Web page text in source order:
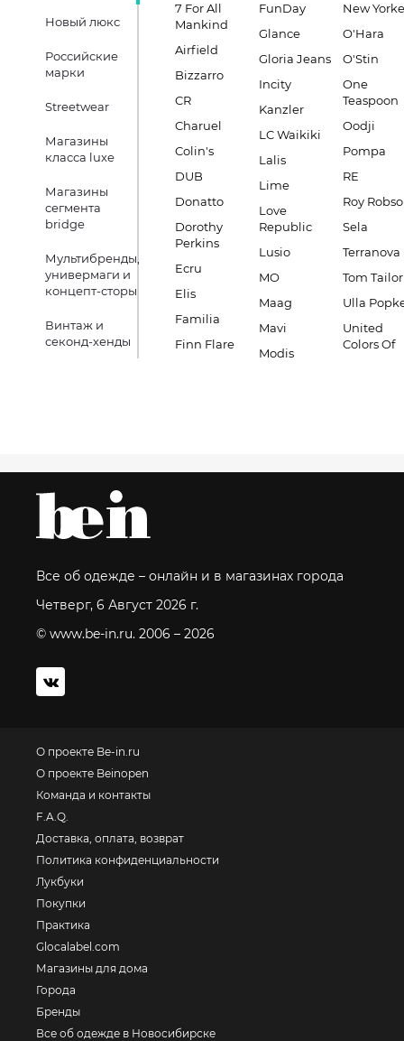
Новый люкс
Российские
марки
Streetwear
Магазины
класса luxe
Магазины
сегмента
bridge
Мультибренды,
универмаги и
концепт-сторы
Винтаж и
секонд-хенды
7 For All
Mankind
Airfield
Bizzarro
CR
Charuel
Colin's
DUB
Donatto
Dorothy
Perkins
Ecru
Elis
Familia
Finn Flare
FunDay
Glance
Gloria Jeans
Incity
Kanzler
LC Waikiki
Lalis
Lime
Love
Republic
Lusio
MO
Maag
Mavi
Modis
New
O'Hara
O'Stin
One
Teaspoon
Oodji
Pompa
RE
Roy
Sela
Terranova
Tom Tailor
Ulla
United
Colors Of
Все об одежде – онлайн и в магазинах города
Четверг, 6 Август 2026 г.
© www.be-in.ru. 2006 – 2026
О проекте Be-in.ru
О проекте Beinopen
Команда и контакты
F.A.Q.
Доставка, оплата, возврат
Политика конфиденциальности
Лукбуки
Покупки
Практика
Glocalabel.com
Магазины для дома
Города
Бренды
Все об одежде в Новосибирске